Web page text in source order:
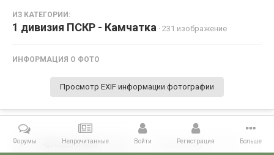
ИЗ КАТЕГОРИИ:
1 дивизия ПСКР - Камчатка · 231 изображение
ИНФОРМАЦИЯ О ФОТО
Просмотр EXIF информации фотографии
Поделиться Подписчики 0
Форумы Непрочитанные Войти Регистрация Больше